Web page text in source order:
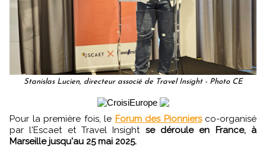
Stanislas Lucien, directeur associé de Travel Insight - Photo CE
Pour la première fois, le Forum des Pionniersco-organisé
par l'Escaet et Travel Insight se déroule en France, à
Marseille jusqu'au 25 mai 2025.